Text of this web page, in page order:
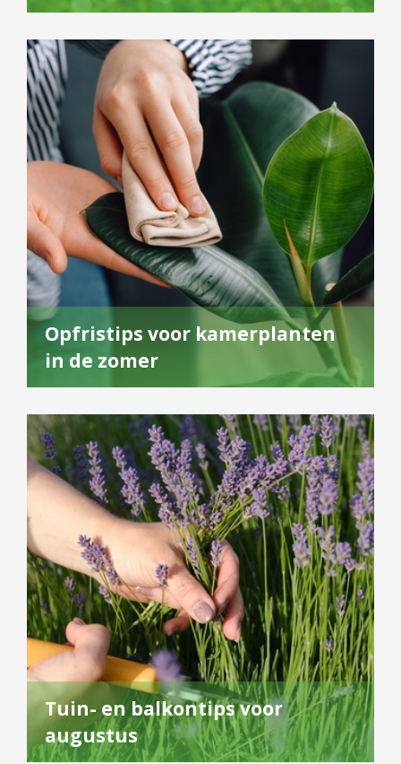
Opfristips voor kamerplanten
in de zomer
Tuin- en balkontips voor
augustus